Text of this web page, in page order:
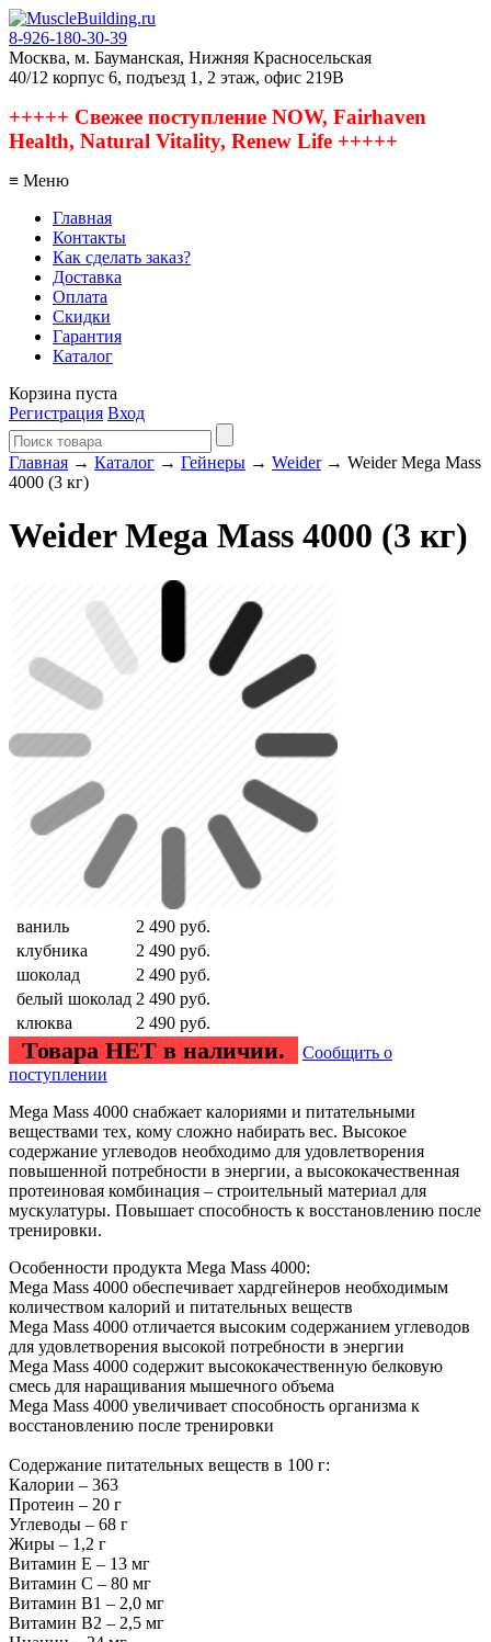
8-926-180-30-39
Москва, м. Бауманская, Нижняя Красносельская
40/12 корпус 6, подъезд 1, 2 этаж, офис 219В
+++++ Свежее поступление NOW, Fairhaven
Health, Natural Vitality, Renew Life +++++
≡ Меню
Главная
Контакты
Как сделать заказ?
Доставка
Оплата
Скидки
Гарантия
Каталог
Корзина пуста
Регистрация Вход
Главная → Каталог → Гейнеры → Weider→ Weider Mega Mass
4000 (3 кг)
Weider Mega Mass 4000 (3 кг)
ваниль 2 490 руб.
клубника
2 490 руб.
шоколад
2 490 руб.
белый шоколад 2 490 руб.
клюква
2 490 руб.
Товара НЕТ в наличии.
Сообщить о
поступлении
Mega Mass 4000 снабжает калориями и питательными
веществами тех, кому сложно набирать вес. Высокое
содержание углеводов необходимо для удовлетворения
повышенной потребности в энергии, а высококачественная
протеиновая комбинация – строительный материал для
мускулатуры. Повышает способность к восстановлению после
тренировки.
Особенности продукта Mega Mass 4000:
Mega Mass 4000 обеспечивает хардгейнеров необходимым
количеством калорий и питательных веществ
Mega Mass 4000 отличается высоким содержанием углеводов
для удовлетворения высокой потребности в энергии
Mega Mass 4000 содержит высококачественную белковую
смесь для наращивания мышечного объема
Mega Mass 4000 увеличивает способность организма к
восстановлению после тренировки
Содержание питательных веществ в 100 г:
Калории – 363
Протеин – 20 г
Углеводы – 68 г
Жиры – 1,2 г
Витамин Е – 13 мг
Витамин С – 80 мг
Витамин В1 – 2,0 мг
Витамин В2 – 2,5 мг